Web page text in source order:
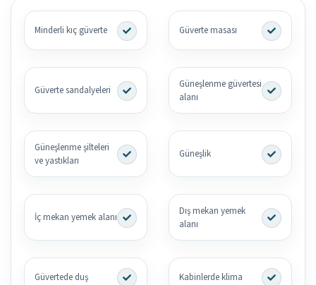
Minderli kıç güverte Güverte masası
Güverte sandalyeleri
Güneşlenme güvertesi
alanı
Güneşlenme şilteleri
ve yastıkları
Güneşlik
İç mekan yemek alanı
Dış mekan yemek
alanı
Güvertede duş Kabinlerde klima